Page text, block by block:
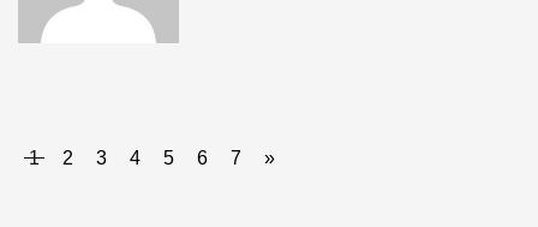
1 2 3 4 5 6 7 »